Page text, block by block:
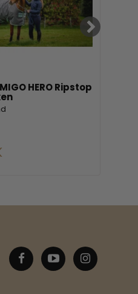
HERO Ripstop